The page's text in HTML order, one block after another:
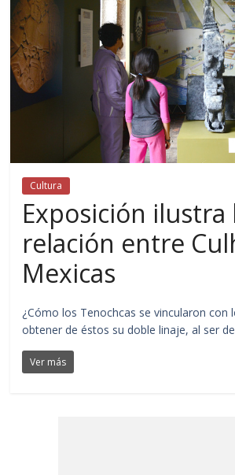
Cultura
Exposición ilustra
relación entre
Mexicas
¿Cómo los Tenochcas se vincularon con
obtener de éstos su doble linaje, al ser
Ver más